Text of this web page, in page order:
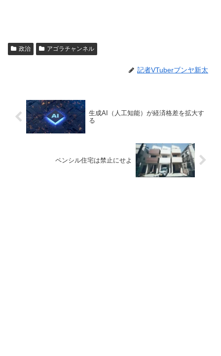
政治 アゴラチャンネル
記者VTuberブンヤ新太
生成AI（人工知能）が経済格差を拡大す
る
ペンシル住宅は禁止にせよ